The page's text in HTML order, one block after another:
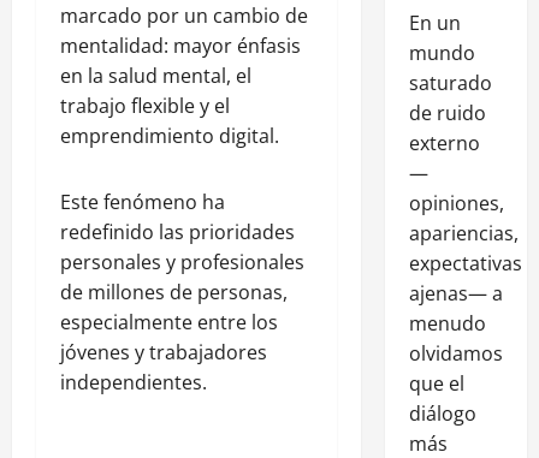
marcado por un cambio de
mentalidad: mayor énfasis
en la salud mental, el
trabajo flexible y el
emprendimiento digital.
Este fenómeno ha
redefinido las prioridades
personales y profesionales
de millones de personas,
especialmente entre los
jóvenes y trabajadores
independientes.
En un
mundo
saturado
de ruido
externo
—
opiniones,
apariencias,
expectativas
ajenas— a
menudo
olvidamos
que el
diálogo
más